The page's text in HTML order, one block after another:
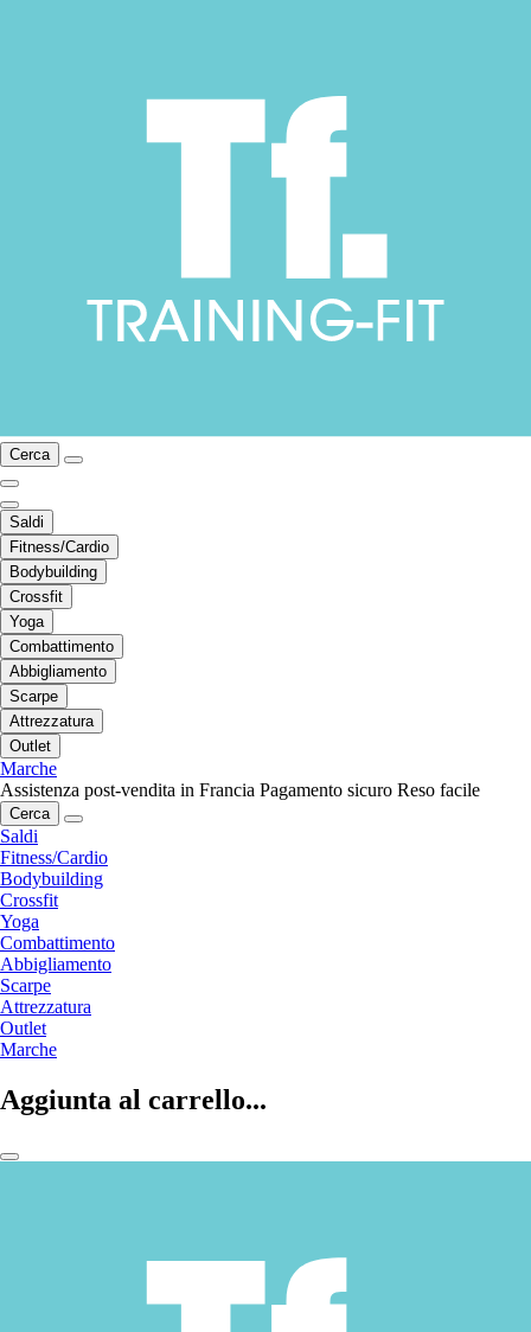
Cerca
Saldi
Fitness/Cardio
Bodybuilding
Crossfit
Yoga
Combattimento
Abbigliamento
Scarpe
Attrezzatura
Outlet
Marche
Assistenza post-vendita in Francia Pagamento sicuro Reso facile
Cerca
Saldi
Fitness/Cardio
Bodybuilding
Crossfit
Yoga
Combattimento
Abbigliamento
Scarpe
Attrezzatura
Outlet
Marche
Aggiunta al carrello...